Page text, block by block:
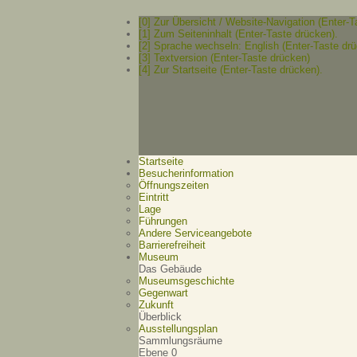
[0] Zur Übersicht / Website-Navigation (Enter-
[1] Zum Seiteninhalt (Enter-Taste drücken).
[2] Sprache wechseln: English (Enter-Taste
[3] Textversion (Enter-Taste drücken)
[4] Zur Startseite (Enter-Taste drücken).
Startseite
Besucherinformation
Öffnungszeiten
Eintritt
Lage
Führungen
Andere Serviceangebote
Barrierefreiheit
Museum
Das Gebäude
Museumsgeschichte
Gegenwart
Zukunft
Überblick
Ausstellungsplan
Sammlungsräume
Ebene 0